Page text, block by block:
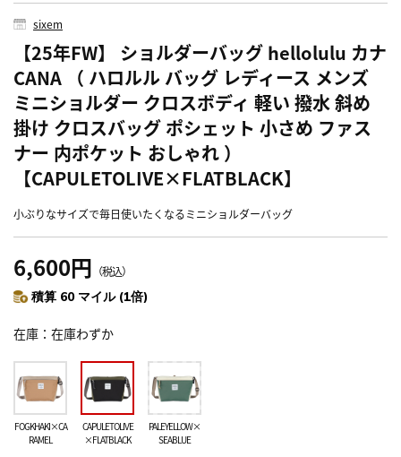
sixem
【25年FW】 ショルダーバッグ hellolulu カナ
CANA （ ハロルル バッグ レディース メンズ
ミニショルダー クロスボディ 軽い 撥水 斜め
掛け クロスバッグ ポシェット 小さめ ファス
ナー 内ポケット おしゃれ ）
【CAPULETOLIVE×FLATBLACK】
小ぶりなサイズで毎日使いたくなるミニショルダーバッグ
6,600円 （税込）
積算 60 マイル (1倍)
在庫 在庫わずか
FOGKHAKI×CA
RAMEL
CAPULETOLIVE
×FLATBLACK
PALEYELLOW×
SEABLUE